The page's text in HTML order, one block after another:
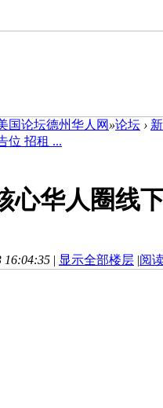
国论坛德州华人网 »论坛 ›
位 招租 ...
心华人圈线
16:04:35 | 显示全部楼层 |阅